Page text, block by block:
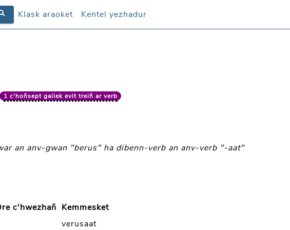
Klask araoket Kentel yezhadur
Klask araoket Kentel yezhadur
1 c'hoñsept gallek evit treiñ ar verb
an anv-gwan "berus" ha dibenn-verb an anv-verb "-aat"
c'hwezhañ Kemmesket
verusaat